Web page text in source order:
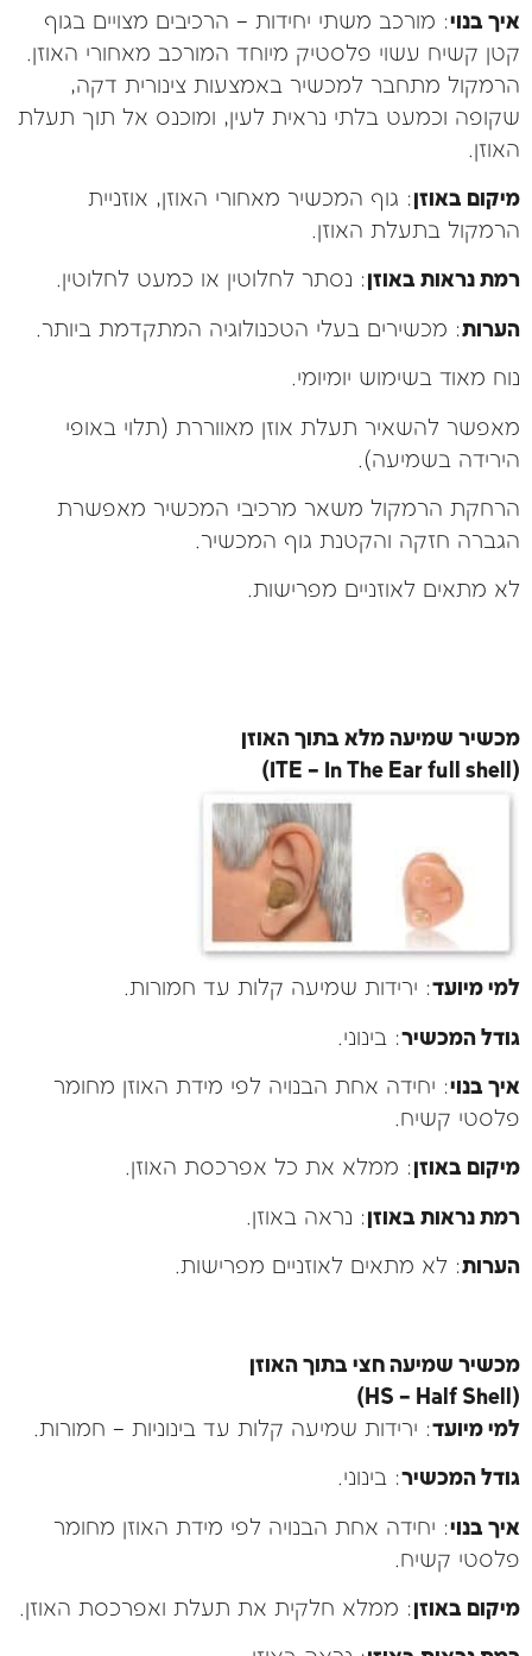
איך בנוי: מורכב משתי יחידות – הרכיבים מצויים בגוף
קטן קשיח עשוי פלסטיק מיוחד המורכב מאחורי האוזן.
הרמקול מתחבר למכשיר באמצעות צינורית דקה,
שקופה וכמעט בלתי נראית לעין, ומוכנס אל תוך תעלת
האוזן.
מיקום באוזן: גוף המכשיר מאחורי האוזן, אוזניית
הרמקול בתעלת האוזן.
רמת נראות באוזן: נסתר לחלוטין או כמעט לחלוטין.
הערות: מכשירים בעלי הטכנולוגיה המתקדמת ביותר.
נוח מאוד בשימוש יומיומי.
מאפשר להשאיר תעלת אוזן מאווררת (תלוי באופי
הירידה בשמיעה).
הרחקת הרמקול משאר מרכיבי המכשיר מאפשרת
הגברה חזקה והקטנת גוף המכשיר.
לא מתאים לאוזניים מפרישות.
מכשיר שמיעה מלא בתוך האוזן
(ITE – In The Ear full shell)
למי מיועד: ירידות שמיעה קלות עד חמורות.
גודל המכשיר: בינוני.
איך בנוי: יחידה אחת הבנויה לפי מידת האוזן מחומר
פלסטי קשיח.
מיקום באוזן: ממלא את כל אפרכסת האוזן.
רמת נראות באוזן: נראה באוזן.
הערות: לא מתאים לאוזניים מפרישות.
מכשיר שמיעה חצי בתוך האוזן
(HS – Half Shell)
למי מיועד: ירידות שמיעה קלות עד בינוניות – חמורות.
גודל המכשיר: בינוני.
איך בנוי: יחידה אחת הבנויה לפי מידת האוזן מחומר
פלסטי קשיח.
מיקום באוזן: ממלא חלקית את תעלת ואפרכסת האוזן.